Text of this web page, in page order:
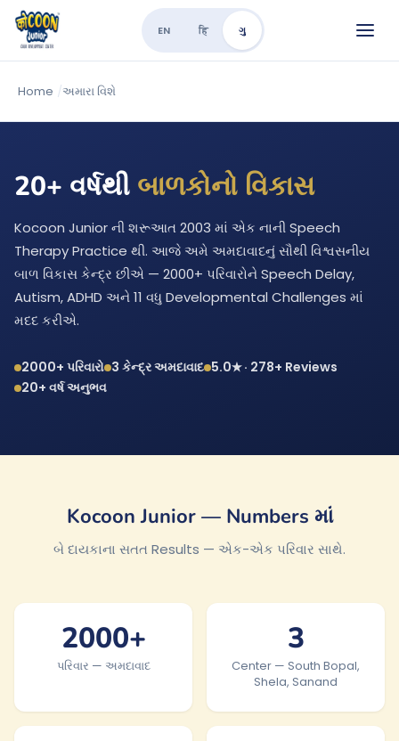
EN हि ગુ
Home /અમારા વિશે
20+ વર્ષથી બાળકોનો વિકાસ
Kocoon Junior ની શરૂઆત 2003 માં એક નાની Speech
Therapy Practice થી. આજે અમે અમદાવાદનું સૌથી વિશ્વસનીય
બાળ વિકાસ કેન્દ્ર છીએ — 2000+ પરિવારોને Speech Delay,
Autism, ADHD અને 11 વધુ Developmental Challenges માં
મદદ કરીએ.
2000+ પરિવારો 3 કેન્દ્ર અમદાવાદ 5.0★ · 278+ Reviews
20+ વર્ષ અનુભવ
Kocoon Junior — Numbers માં
બે દાયકાના સતત Results — એક-એક પરિવાર સાથે.
2000+
પરિવાર — અમદાવાદ
3
Center — South Bopal,
Shela, Sanand